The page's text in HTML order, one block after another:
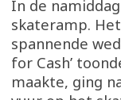
In de
skateramp.
spannende
for Cash’
maakte, ging